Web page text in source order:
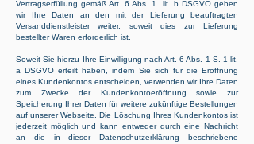
Vertragserfüllung gemäß Art. 6 Abs. 1 lit. b DSGVO geben
wir Ihre Daten an den mit der Lieferung beauftragten
Versanddienstleister weiter, soweit dies zur Lieferung
bestellter Waren erforderlich ist.
Soweit Sie hierzu Ihre Einwilligung nach Art. 6 Abs. 1 S. 1 lit.
a DSGVO erteilt haben, indem Sie sich für die Eröffnung
eines Kundenkontos entscheiden, verwenden wir Ihre Daten
zum Zwecke der Kundenkontoeröffnung sowie zur
Speicherung Ihrer Daten für weitere zukünftige Bestellungen
auf unserer Webseite. Die Löschung Ihres Kundenkontos ist
jederzeit möglich und kann entweder durch eine Nachricht
an die in dieser Datenschutzerklärung beschriebene